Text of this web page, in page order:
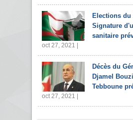
Elections du
Signature
sanitaire
oct 27, 2021 |
Décès du
Djamel
Tebboune
oct 27, 2021 |